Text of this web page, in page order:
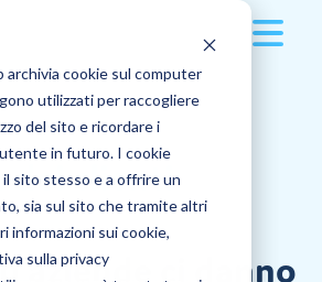
cookie sul computer
utilizzati per raccogliere
del sito e ricordare i
in futuro. I cookie
sito stesso e a offrire un
sia sul sito che tramite altri
informazioni sui cookie,
sulla privacy
dei clienti
dei clienti
aziende ci danno